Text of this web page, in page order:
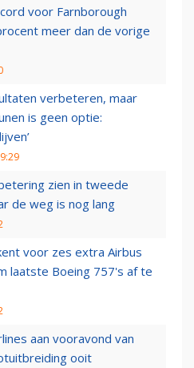
voor Farnborough
meer dan de vorige
verbeteren, maar
is geen optie:
zien in tweede
de weg is nog lang
voor zes extra Airbus
laatste Boeing 757's af te
aan vooravond van
ooit